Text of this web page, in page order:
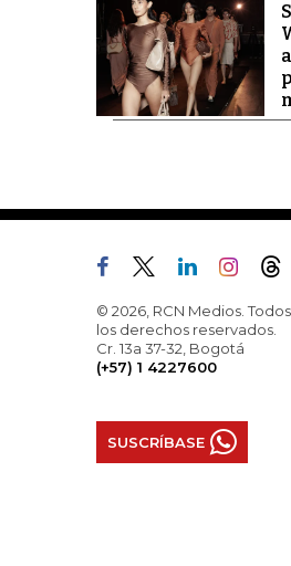
© 2026, RCN Medios. Todos
los derechos reservados.
Cr. 13a 37-32, Bogotá
(+57) 1 4227600
SUSCRÍBASE